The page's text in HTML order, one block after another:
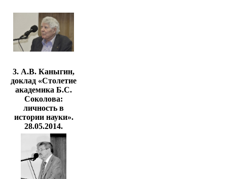
3. А.В. Каныгин,
доклад «Столетие
академика Б.С.
Соколова:
личность в
истории науки».
28.05.2014.